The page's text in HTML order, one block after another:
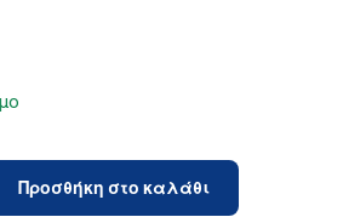
Προσθήκη στο καλάθι